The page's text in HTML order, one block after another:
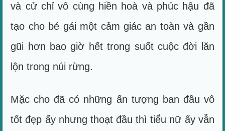
và cử chỉ vô cùng hiền hoà và phúc hậu đã
tạo cho bé gái một cảm giác an toàn và gần
gũi hơn bao giờ hết trong suốt cuộc đời lăn
lộn trong núi rừng.
Mặc cho đã có những ấn tượng ban đầu vô
tốt đẹp ấy nhưng thoạt đầu thì tiểu nữ ấy vẫn